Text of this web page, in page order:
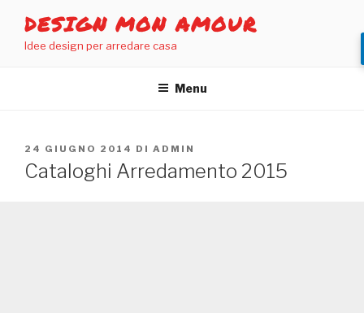
contenuto
DESIGN MON AMOUR
Idee design per arredare casa
Menu
PUBBLICATO
IL
24 GIUGNO 2014 DI ADMIN
Cataloghi Arredamento 2015